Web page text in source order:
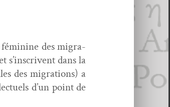
fémi­nine des migra­
s’inscrivent dans la
des migra­tions) a
d’un point de